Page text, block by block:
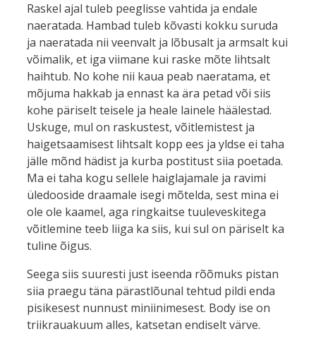
Raskel ajal tuleb peeglisse vahtida ja endale
naeratada. Hambad tuleb kõvasti kokku suruda
ja naeratada nii veenvalt ja lõbusalt ja armsalt kui
võimalik, et iga viimane kui raske mõte lihtsalt
haihtub. No kohe nii kaua peab naeratama, et
mõjuma hakkab ja ennast ka ära petad või siis
kohe päriselt teisele ja heale lainele häälestad.
Uskuge, mul on raskustest, võitlemistest ja
haigetsaamisest lihtsalt kopp ees ja yldse ei taha
jälle mõnd hädist ja kurba postitust siia poetada.
Ma ei taha kogu sellele haiglajamale ja ravimi
üledooside draamale isegi mõtelda, sest mina ei
ole ole kaamel, aga ringkaitse tuuleveskitega
võitlemine teeb liiga ka siis, kui sul on päriselt ka
tuline õigus.
Seega siis suuresti just iseenda rõõmuks pistan
siia praegu täna pärastlõunal tehtud pildi enda
pisikesest nunnust miniinimesest. Body ise on
triikrauakuum alles, katsetan endiselt värve.